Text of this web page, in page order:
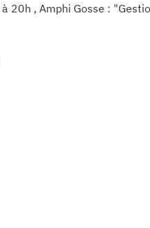
20h , Amphi Gosse :